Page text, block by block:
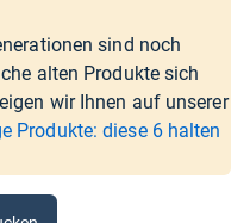
sind noch
alten Produkte sich
wir Ihnen auf unserer
Produkte: diese 6 halten